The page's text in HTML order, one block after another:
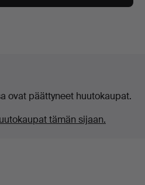
ovat päättyneet huutokaupat.
tämän sijaan.